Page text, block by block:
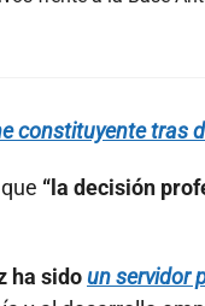
constituyente tras
“la decisión
ha sidoun servidor